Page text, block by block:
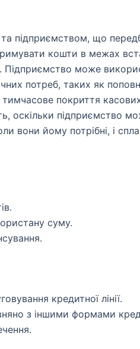
підприємством, що
кошти в межах
Підприємство може
потреб, таких як
покриття
оскільки підприємство
вони йому потрібні, і
суму.
кредитної лінії.
з іншими формами